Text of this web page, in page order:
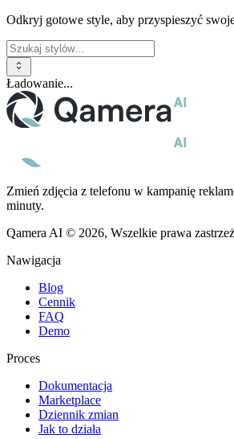
Odkryj gotowe style, aby przyspieszyć
Ładowanie...
Zmień zdjęcia z telefonu w kampanię
minuty.
Qamera AI © 2026, Wszelkie prawa
Nawigacja
Blog
Cennik
FAQ
Demo
Proces
Dokumentacja
Marketplace
Dziennik zmian
Jak to działa